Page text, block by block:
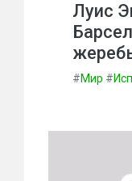
Луис
#Мир #